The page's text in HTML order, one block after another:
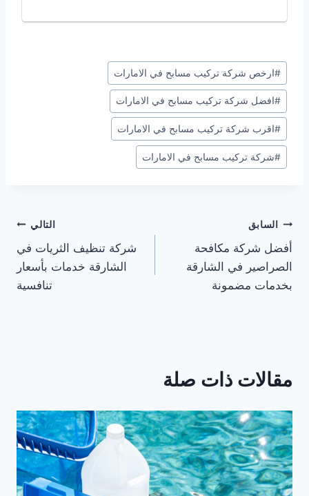
وسوم
المقال:
#ارخص شركة تركيب مسابح في الامارات
#افضل شركة تركيب مسابح في الامارات
#اقرب شركة تركيب مسابح في الامارات
#شركة تركيب مسابح في الامارات
تصفّح
المقالات
السابق
أفضل شركة مكافحة
الصراصير في الشارقة
بخدمات مضمونة
التالي
شركة تنظيف الثريات في
الشارقة خدمات بأسعار
تنافسية
مقالات ذات صلة